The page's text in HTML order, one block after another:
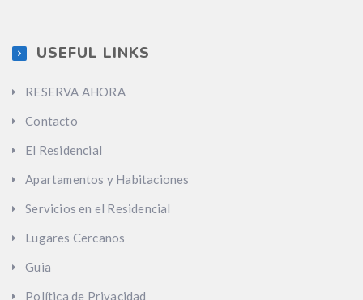
USEFUL LINKS
RESERVA AHORA
Contacto
El Residencial
Apartamentos y Habitaciones
Servicios en el Residencial
Lugares Cercanos
Guia
Política de Privacidad